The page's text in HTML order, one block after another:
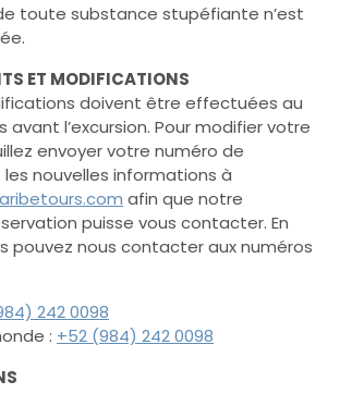
toute substance stupéfiante n’est
ET MODIFICATIONS
doivent être effectuées au
avant l’excursion. Pour modifier votre
envoyer votre numéro de
nouvelles informations à
afin que notre
puisse vous contacter. En
pouvez nous contacter aux numéros
242 0098
: +52 (984) 242 0098